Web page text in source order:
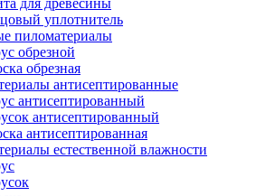
для древесины
уплотнитель
пиломатериалы
обрезной
обрезная
антисептированные
антисептированный
антисептированный
антисептированная
естественной влажности